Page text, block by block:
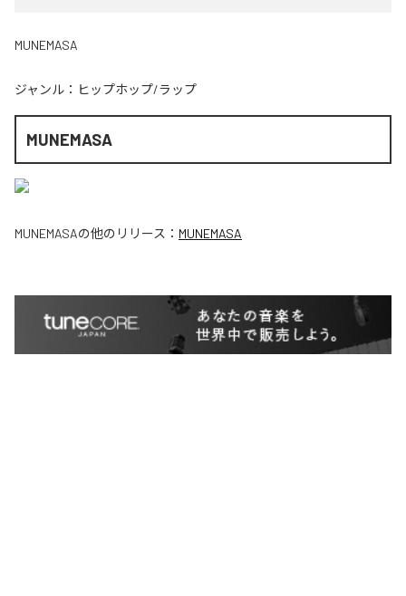
MUNEMASA
ジャンル： ヒップホップ/ラップ
MUNEMASA
MUNEMASAの他のリリース： MUNEMASA